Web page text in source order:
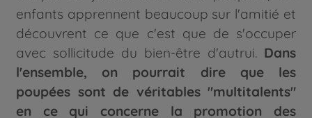
enfants apprennent beaucoup sur l'amitié et
découvrent ce que c'est que de s'occuper
avec sollicitude du bien-être d'autrui. Dans
l'ensemble, on pourrait dire que les
poupées sont de véritables "multitalents"
en ce qui concerne la promotion des